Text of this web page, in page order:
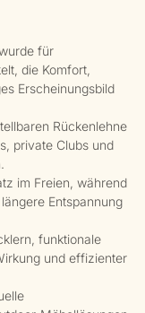
für
die Komfort,
Erscheinungsbild
Rückenlehne
private Clubs und
im Freien, während
Entspannung
funktionale
und effizienter